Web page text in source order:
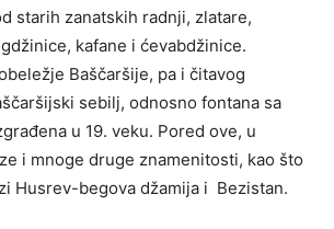
starih zanatskih radnji, zlatare,
kafane i ćevabdžinice.
Baščaršije, pa i čitavog
sebilj, odnosno fontana sa
u 19. veku. Pored ove, u
i mnoge druge znamenitosti, kao što
Husrev-begova džamija i Bezistan.